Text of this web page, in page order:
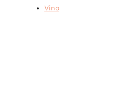
Vino